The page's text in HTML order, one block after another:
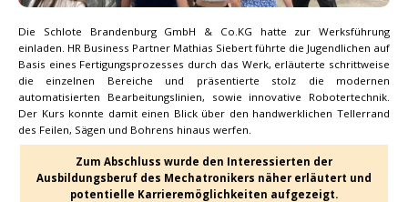
Die Schlote Brandenburg GmbH & Co.KG hatte zur Werksführung
einladen. HR Business Partner Mathias Siebert führte die Jugendlichen auf
Basis eines Fertigungsprozesses durch das Werk, erläuterte schrittweise
die einzelnen Bereiche und präsentierte stolz die modernen
automatisierten Bearbeitungslinien, sowie innovative Robotertechnik.
Der Kurs konnte damit einen Blick über den handwerklichen Tellerrand
des Feilen, Sägen und Bohrens hinaus werfen.
Zum Abschluss wurde den Interessierten der
Ausbildungsberuf des Mechatronikers näher erläutert und
potentielle Karrieremöglichkeiten aufgezeigt.